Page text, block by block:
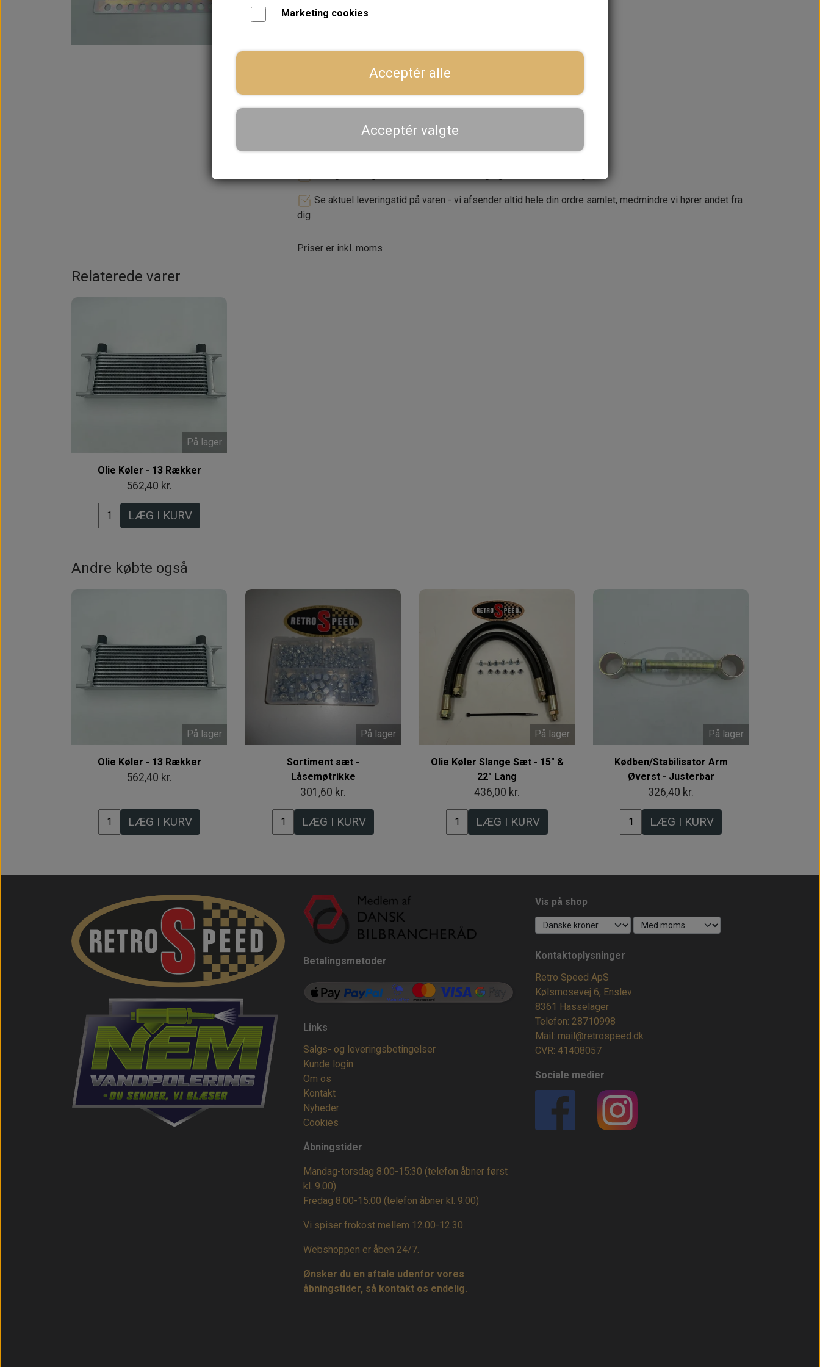
og begge slanger er med omløber til montering på oliekøler
Forventet leveringstid:Varen er på lager. 1-2 dages leveringstid
Dansk webshop, kundeservice og lager
Se aktuel leveringstid på varen - vi afsender altid hele din ordre samlet, medmindre vi hører andet fra
dig
Priser er inkl. moms
Relaterede varer
På lager
Olie Køler - 13 Rækker
562,40 kr.
LÆG I KURV
Andre købte også
På lager
Olie Køler - 13 Rækker
562,40 kr.
LÆG I KURV
På lager
Sortiment sæt -
Låsemøtrikke
301,60 kr.
LÆG I KURV
På lager
Olie Køler Slange Sæt - 15" &
22" Lang
436,00 kr.
LÆG I KURV
På lager
Kødben/Stabilisator Arm
Øverst - Justerbar
326,40 kr.
LÆG I KURV
Betalingsmetoder
Links
Salgs- og leveringsbetingelser
Kunde login
Om os
Kontakt
Nyheder
Cookies
Åbningstider
Mandag-torsdag 8:00-15:30 (telefon åbner først
kl. 9.00)
Fredag 8:00-15:00 (telefon åbner kl. 9.00)
Vi spiser frokost mellem 12.00-12.30.
Webshoppen er åben 24/7.
Ønsker du en aftale udenfor vores
åbningstider, så kontakt os endelig.
Vis på shop
Kontaktoplysninger
Retro Speed ApS
Kølsmosevej 6, Enslev
8361 Hasselager
Telefon: 28710998
Mail: mail@retrospeed.dk
CVR: 41408057
Sociale medier
Marketing cookies
Acceptér alle
Acceptér valgte